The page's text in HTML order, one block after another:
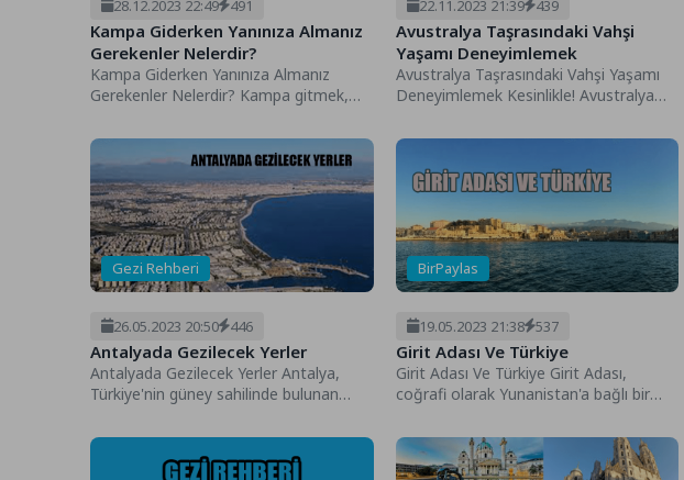
28.12.2023 22:49 491
Kampa Giderken Yanınıza Almanız
Gerekenler Nelerdir?
Kampa Giderken Yanınıza Almanız
Gerekenler Nelerdir? Kampa gitmek,
havada...
22.11.2023 21:39 439
Avustralya Taşrasındaki Vahşi
Yaşamı Deneyimlemek
Avustralya Taşrasındaki Vahşi Yaşamı
Deneyimlemek Kesinlikle! Avustralya
deneyimlemek benzersiz ve heyecan
Gezi Rehberi
26.05.2023 20:50 446
Antalyada Gezilecek Yerler
Antalyada Gezilecek Yerler Antalya,
Türkiye'nin güney sahilinde bulunan
doğal...
BirPaylas
19.05.2023 21:38 537
Girit Adası Ve Türkiye
Girit Adası Ve Türkiye Girit Adası,
coğrafi olarak Yunanistan'a bağlı bir